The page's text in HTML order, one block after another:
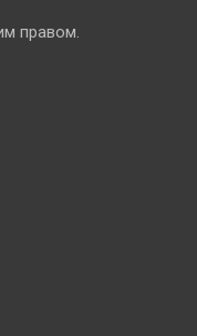
правом.